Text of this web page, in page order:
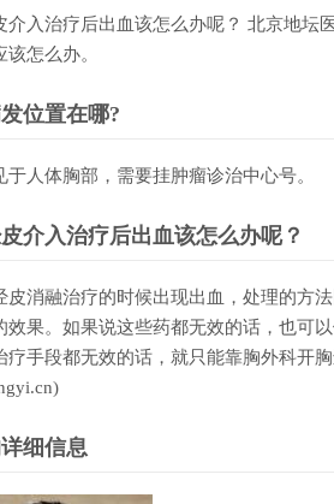
介入治疗后出血该怎么办呢？ 北京地坛
怎么办。
位置在哪?
于人体胸部，需要挂肿瘤诊治中心号。
介入治疗后出血该怎么办呢？
皮消融治疗的时候出现出血，处理的方
效果。如果说这些药都无效的话，也可
疗手段都无效的话，就只能靠胸外科开
细信息